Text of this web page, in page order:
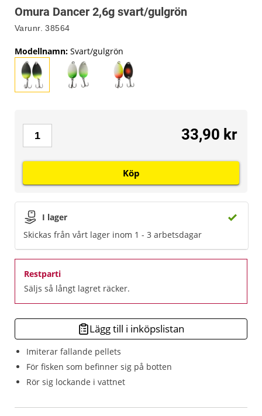
Omura Dancer 2,6g svart/gulgrön
Varunr. 38564
Imiterar fallande pellets
För fisken som befinner sig på botten
Rör sig lockande i vattnet
Modellnamn: Svart/gulgrön
I lager
Skickas från vårt lager inom 1 - 3 arbetsdagar
Restparti
Säljs så långt lagret räcker.
33,90 kr
Köp
Lägg till i inköpslistan